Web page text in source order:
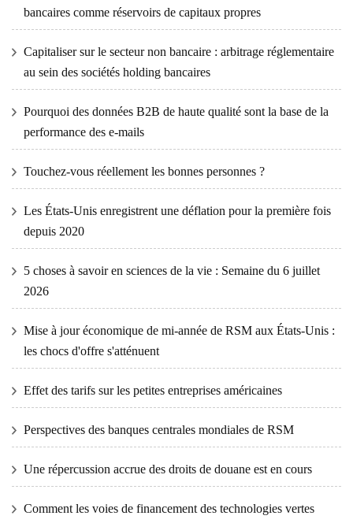
bancaires comme réservoirs de capitaux propres
Capitaliser sur le secteur non bancaire : arbitrage réglementaire
au sein des sociétés holding bancaires
Pourquoi des données B2B de haute qualité sont la base de la
performance des e-mails
Touchez-vous réellement les bonnes personnes ?
Les États-Unis enregistrent une déflation pour la première fois
depuis 2020
5 choses à savoir en sciences de la vie : Semaine du 6 juillet
2026
Mise à jour économique de mi-année de RSM aux États-Unis :
les chocs d'offre s'atténuent
Effet des tarifs sur les petites entreprises américaines
Perspectives des banques centrales mondiales de RSM
Une répercussion accrue des droits de douane est en cours
Comment les voies de financement des technologies vertes